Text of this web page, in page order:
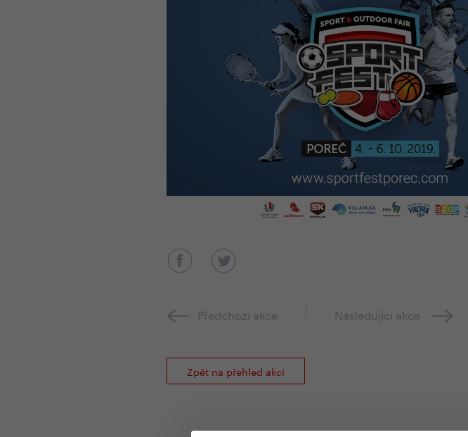
Předchozí akce Následující akce
Zpět na přehled akcí